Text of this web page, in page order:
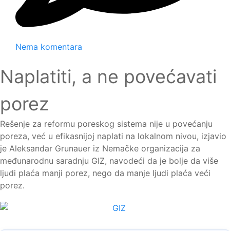
Nema komentara
Naplatiti, a ne povećavati
porez
Rešenje za reformu poreskog sistema nije u povećanju
poreza, već u efikasnijoj naplati na lokalnom nivou, izjavio
je Aleksandar Grunauer iz Nemačke organizacija za
međunarodnu saradnju GIZ, navodeći da je bolje da više
ljudi plaća manji porez, nego da manje ljudi plaća veći
porez.